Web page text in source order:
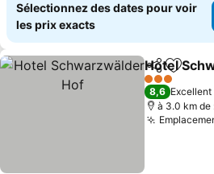
Sélectionnez des dates pour voir
les prix exacts
Partager
Hotel
3 Étoiles
8,6 Excellent
à 3.0 km de